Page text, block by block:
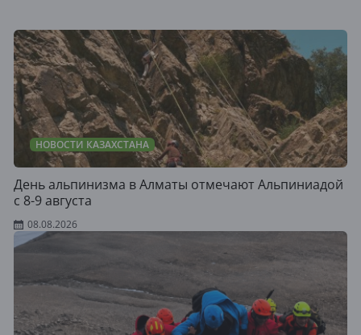
НОВОСТИ КАЗАХСТАНА
День альпинизма в Алматы отмечают Альпиниадой
с 8-9 августа
08.08.2026